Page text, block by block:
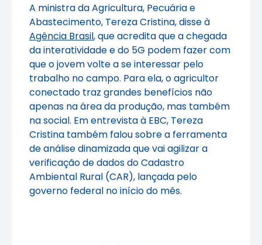
A ministra da Agricultura, Pecuária e
Abastecimento, Tereza Cristina, disse à
Agência Brasil, que acredita que a chegada
da interatividade e do 5G podem fazer com
que o jovem volte a se interessar pelo
trabalho no campo. Para ela, o agricultor
conectado traz grandes benefícios não
apenas na área da produção, mas também
na social. Em entrevista à EBC, Tereza
Cristina também falou sobre a ferramenta
de análise dinamizada que vai agilizar a
verificação de dados do Cadastro
Ambiental Rural (CAR), lançada pelo
governo federal no início do mês.